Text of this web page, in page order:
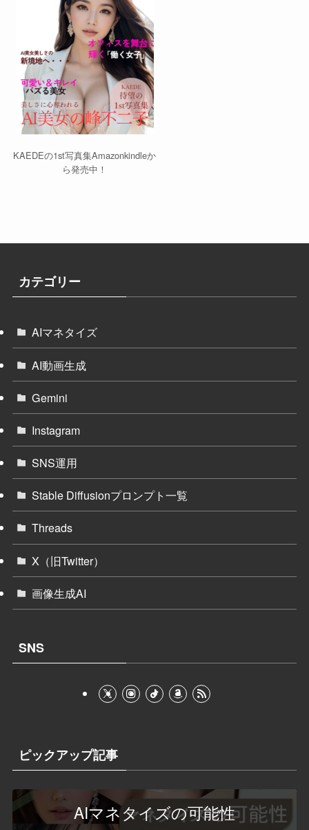
KAEDEの1st写真集Amazonkindleか
ら発売中！
カテゴリー
AIマネタイズ
AI動画生成
Gemini
Instagram
SNS運用
Stable Diffusionプロンプト一覧
Threads
X（旧Twitter）
画像生成AI
SNS
ピックアップ記事
AIマネタイズの可能性